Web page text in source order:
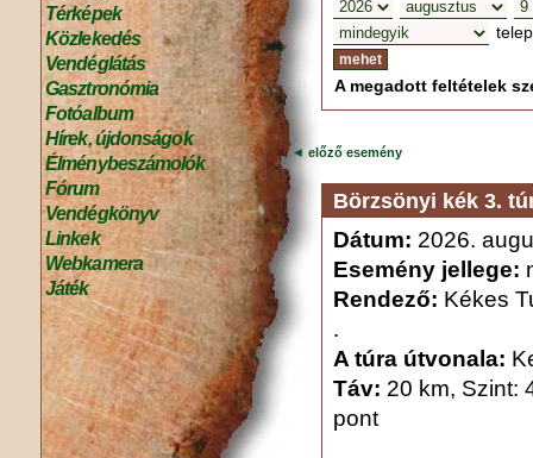
Térképek
Közlekedés
Vendéglátás
Gasztronómia
Fotóalbum
Hírek, újdonságok
Élménybeszámolók
Fórum
Vendégkönyv
Linkek
Webkamera
Játék
A megadott feltételek
◄ előző esemény
Börzsönyi kék 3.
Dátum: 2026.
Esemény jellege:
Rendező: Kékes
.
A túra útvonala:
Táv: 20 km, Szint:
pont